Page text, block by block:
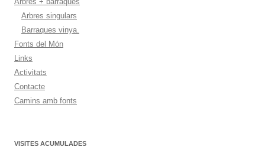
Arbres singulars
Barraques vinya.
Fonts del Món
Links
Activitats
Contacte
Camins amb fonts
VISITES ACUMULADES